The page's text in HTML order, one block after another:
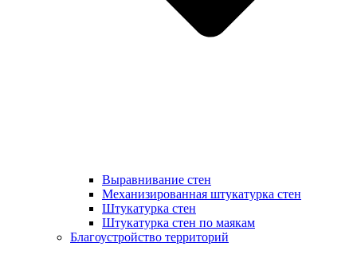
Выравнивание стен
Механизированная штукатурка стен
Штукатурка стен
Штукатурка стен по маякам
Благоустройство территорий